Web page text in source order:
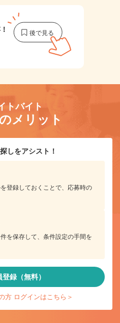
トバイト
メリット
しをアシスト！
登録しておくことで、応募時の
を保存して、条件設定の手間を
録（無料）
方 ログインはこちら＞